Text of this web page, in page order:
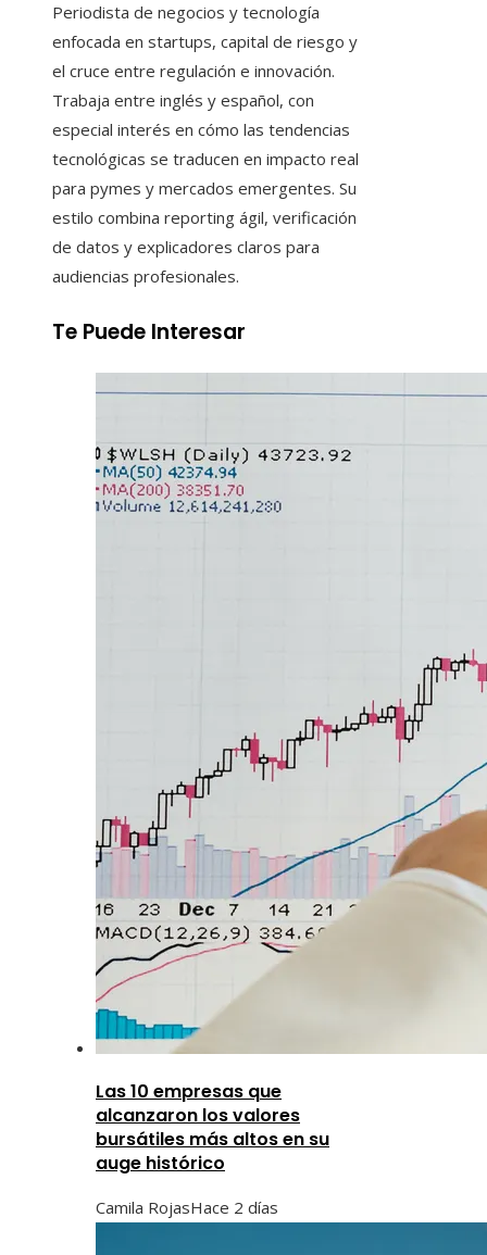
Periodista de negocios y tecnología
enfocada en startups, capital de riesgo y
el cruce entre regulación e innovación.
Trabaja entre inglés y español, con
especial interés en cómo las tendencias
tecnológicas se traducen en impacto real
para pymes y mercados emergentes. Su
estilo combina reporting ágil, verificación
de datos y explicadores claros para
audiencias profesionales.
Te Puede Interesar
Las 10 empresas que
alcanzaron los valores
bursátiles más altos en su
auge histórico
Camila RojasHace 2 días